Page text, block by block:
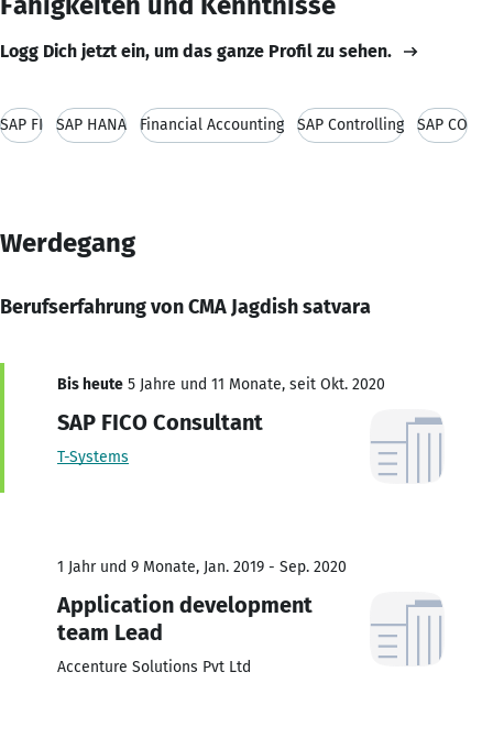
Logg Dich jetzt ein, um das ganze Profil zu sehen.
SAP FI SAP HANA Financial Accounting SAP Controlling SAP CO
Werdegang
Berufserfahrung von CMA Jagdish satvara
Bis heute 5 Jahre und 11 Monate, seit Okt. 2020
SAP FICO Consultant
T-Systems
1 Jahr und 9 Monate, Jan. 2019 - Sep. 2020
Application development
team Lead
Accenture Solutions Pvt Ltd